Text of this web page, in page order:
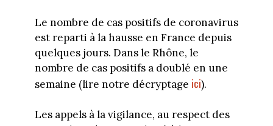
Le nombre de cas positifs de coronavirus
est reparti à la hausse en France depuis
quelques jours. Dans le Rhône, le
nombre de cas positifs a doublé en une
semaine (lire notre décryptage ici).
Les appels à la vigilance, au respect des